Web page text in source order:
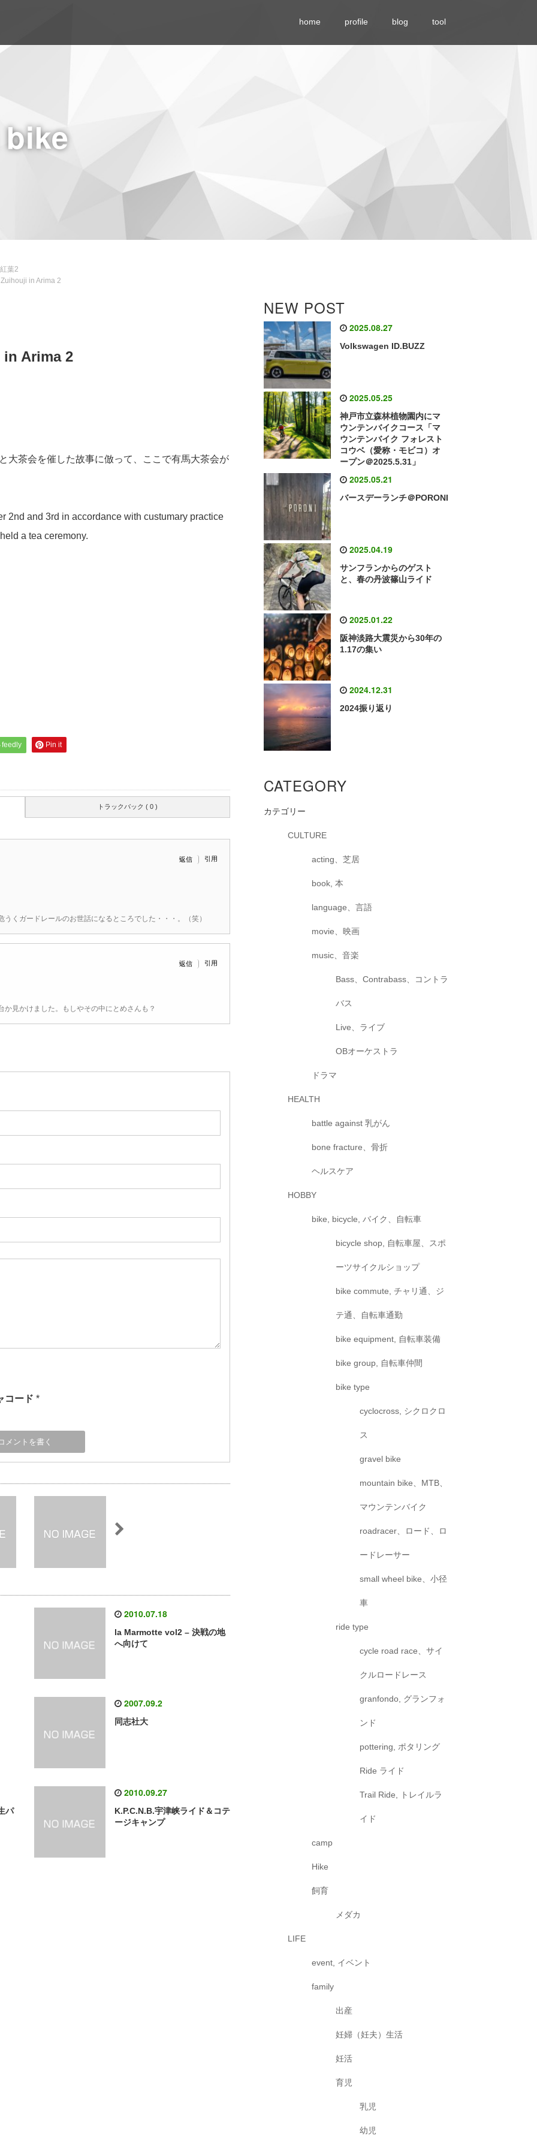
home profile blog tool
葉2
in Arima 2
Arima 2
大茶会を催した故事に倣って、ここで有馬大茶会が
2nd and 3rd in accordance with custumary practice
a tea ceremony.
feedly Pin it
トラックバック ( 0 )
返信 引用
くガードレールのお世話になるところでした・・・。（笑）
返信 引用
見かけました。もしやその中にとめさんも？
コード *
2010.07.18
la Marmotte vol2 – 決戦の地
へ向けて
2007.09.2
同志社大
パ
2010.09.27
K.P.C.N.B.宇津峡ライド＆コテ
ージキャンプ
NEW POST
2025.08.27
Volkswagen ID.BUZZ
2025.05.25
神戸市立森林植物園内にマ
ウンテンバイクコース「マ
ウンテンバイク フォレスト
コウベ（愛称・モビコ）オ
ープン＠2025.5.31」
2025.05.21
バースデーランチ＠PORONI
2025.04.19
サンフランからのゲスト
と、春の丹波篠山ライド
2025.01.22
阪神淡路大震災から30年の
1.17の集い
2024.12.31
2024振り返り
CATEGORY
カテゴリー
CULTURE
acting、芝居
book, 本
language、言語
movie、映画
music、音楽
Bass、Contrabass、コントラ
バス
Live、ライブ
OBオーケストラ
ドラマ
HEALTH
battle against 乳がん
bone fracture、骨折
ヘルスケア
HOBBY
bike, bicycle, バイク、自転車
bicycle shop, 自転車屋、スポ
ーツサイクルショップ
bike commute, チャリ通、ジ
テ通、自転車通勤
bike equipment, 自転車装備
bike group, 自転車仲間
bike type
cyclocross, シクロクロ
ス
gravel bike
mountain bike、MTB、
マウンテンバイク
roadracer、ロード、ロ
ードレーサー
small wheel bike、小径
車
ride type
cycle road race、サイ
クルロードレース
granfondo, グランフォ
ンド
pottering, ポタリング
Ride ライド
Trail Ride, トレイルラ
イド
camp
Hike
飼育
メダカ
LIFE
event, イベント
family
出産
妊婦（妊夫）生活
妊活
育児
乳児
幼児